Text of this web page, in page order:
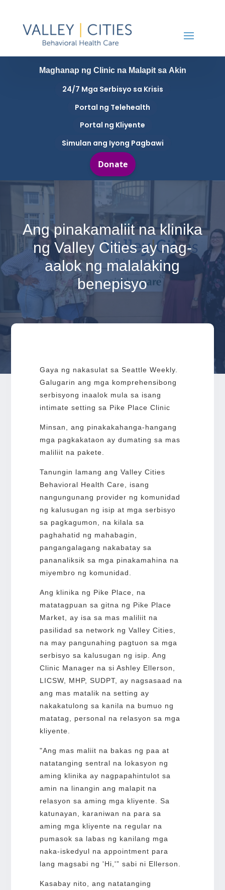
Maghanap ng Clinic na Malapit sa Akin
24/7 Mga Serbisyo sa Krisis
Portal ng Telehealth
Portal ng Kliyente
Simulan ang Iyong Pagbawi
Ang pinakamaliit na klinika
ng Valley Cities ay nag-
aalok ng malalaking
benepisyo
Gaya ng nakasulat sa Seattle Weekly.
Galugarin ang mga komprehensibong
serbisyong inaalok mula sa isang
intimate setting sa Pike Place Clinic
Minsan, ang pinakakahanga-hangang
mga pagkakataon ay dumating sa mas
maliliit na pakete.
Tanungin lamang ang Valley Cities
Behavioral Health Care, isang
nangungunang provider ng komunidad
ng kalusugan ng isip at mga serbisyo
sa pagkagumon, na kilala sa
paghahatid ng mahabagin,
pangangalagang nakabatay sa
pananaliksik sa mga pinakamahina na
miyembro ng komunidad.
Ang klinika ng Pike Place, na
matatagpuan sa gitna ng Pike Place
Market, ay isa sa mas maliliit na
pasilidad sa network ng Valley Cities,
na may pangunahing pagtuon sa mga
serbisyo sa kalusugan ng isip. Ang
Clinic Manager na si Ashley Ellerson,
LICSW, MHP, SUDPT, ay nagsasaad na
ang mas matalik na setting ay
nakakatulong sa kanila na bumuo ng
matatag, personal na relasyon sa mga
kliyente.
"Ang mas maliit na bakas ng paa at
natatanging sentral na lokasyon ng
aming klinika ay nagpapahintulot sa
amin na linangin ang malapit na
relasyon sa aming mga kliyente. Sa
katunayan, karaniwan na para sa
aming mga kliyente na regular na
pumasok sa labas ng kanilang mga
naka-iskedyul na appointment para
lang magsabi ng 'Hi,'” sabi ni Ellerson.
Kasabay nito, ang natatanging